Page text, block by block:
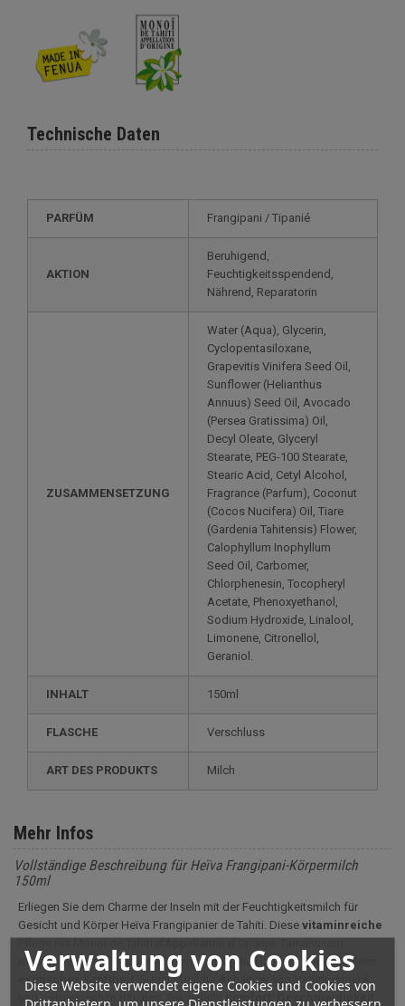
Verwaltung von Cookies
Diese Website verwendet eigene Cookies und Cookies von
Technische Daten
PARFÜM Frangipani / Tipanié
AKTION
Beruhigend,
Feuchtigkeitsspendend,
Nährend, Reparatorin
ZUSAMMENSETZUNG
Water (Aqua), Glycerin,
Cyclopentasiloxane,
Grapevitis Vinifera Seed Oil,
Sunflower (Helianthus
Annuus) Seed Oil, Avocado
(Persea Gratissima) Oil,
Decyl Oleate, Glyceryl
Stearate, PEG-100 Stearate,
Stearic Acid, Cetyl Alcohol,
Fragrance (Parfum), Coconut
(Cocos Nucifera) Oil, Tiare
(Gardenia Tahitensis) Flower,
Calophyllum Inophyllum
Seed Oil, Carbomer,
Chlorphenesin, Tocopheryl
Acetate, Phenoxyethanol,
Sodium Hydroxide, Linalool,
Limonene, Citronellol,
Geraniol.
INHALT 150ml
FLASCHE Verschluss
ART DES PRODUKTS Milch
Mehr Infos
Vollständige Beschreibung für Heïva Frangipani-Körpermilch
150ml
Erliegen Sie dem Charme der Inseln mit der Feuchtigkeitsmilch für
Gesicht und Körper Heïva Frangipanier de Tahiti. Diese vitaminreiche
pflanzlichen Kokosnussextrakten umhüllt die Haut mit einem Schleier
exotischer
Sanftheit
. Sie ist ideal für Anhänger von Naturkosmetik
und polynesischen Ritualen. Sie verleiht Komfort Geschmeidigkeit